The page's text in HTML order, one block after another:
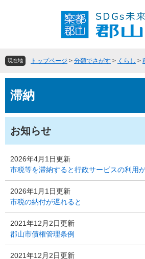
頭
す
飛
し
文
現在地 トップページ > 分類でさがす > くらし >
文滞納
お知らせ
2026年4月1日更新
市税等を滞納すると行政サービスの利用
2026年1月1日更新
市税の納付が遅れると
2021年12月2日更新
郡山市債権管理条例
2021年12月2日更新